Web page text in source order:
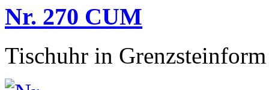
Nr. 270 CUM
Tischuhr in